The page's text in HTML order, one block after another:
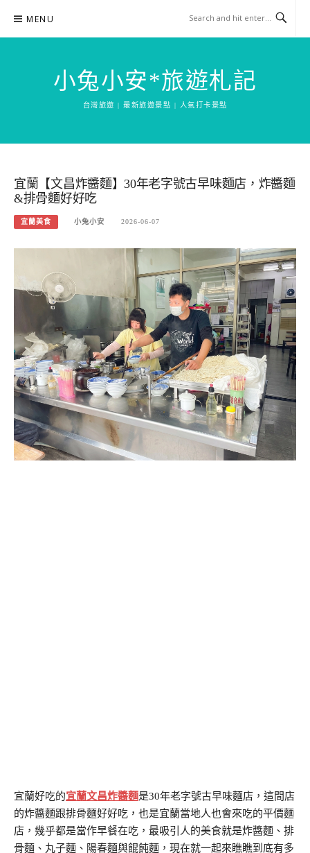
content
MENU
小兔小安*旅遊札記
台灣旅遊 | 最新旅遊景點 | 人氣打卡景點
宜蘭【文昌炸醬麵】30年老字號古早味麵店，炸醬麵
&排骨麵好好吃
宜蘭美食 小兔小安 2026-06-07
宜蘭好吃的宜蘭文昌炸醬麵是30年老字號古早味麵店，這間店
的炸醬麵跟排骨麵好好吃，也是宜蘭當地人也會來吃的平價麵
店，幾乎都是當作早餐在吃，最吸引人的美食就是炸醬麵、排
骨麵、丸子麵、陽春麵與餛飩麵，現在就一起來瞧瞧到底有多